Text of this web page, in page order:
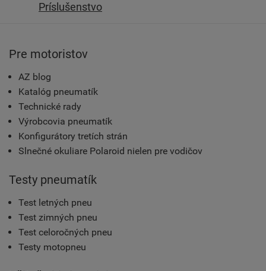
Príslušenstvo
Pre motoristov
AZ blog
Katalóg pneumatík
Technické rady
Výrobcovia pneumatík
Konfigurátory tretích strán
Slnečné okuliare Polaroid nielen pre vodičov
Testy pneumatík
Test letných pneu
Test zimných pneu
Test celoročných pneu
Testy motopneu